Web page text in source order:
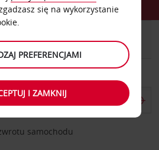
DOSTAWCZY
samochodu
zgadzasz się na wykorzystanie
PREFERENCJAMI
I ZAMKNIJ